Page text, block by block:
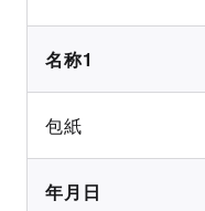
名称1
包紙
年月日